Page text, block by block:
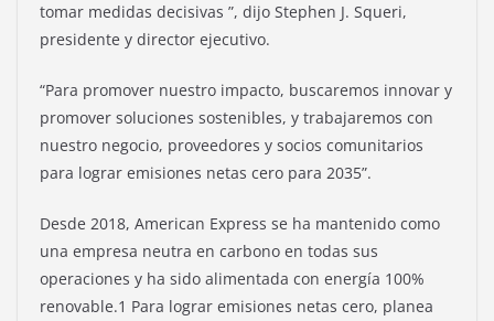
tomar medidas decisivas ”, dijo Stephen J. Squeri,
presidente y director ejecutivo.
“Para promover nuestro impacto, buscaremos innovar y
promover soluciones sostenibles, y trabajaremos con
nuestro negocio, proveedores y socios comunitarios
para lograr emisiones netas cero para 2035”.
Desde 2018, American Express se ha mantenido como
una empresa neutra en carbono en todas sus
operaciones y ha sido alimentada con energía 100%
renovable.1 Para lograr emisiones netas cero, planea